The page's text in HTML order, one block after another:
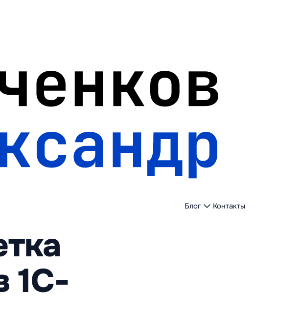
Блог Контакты
1С-